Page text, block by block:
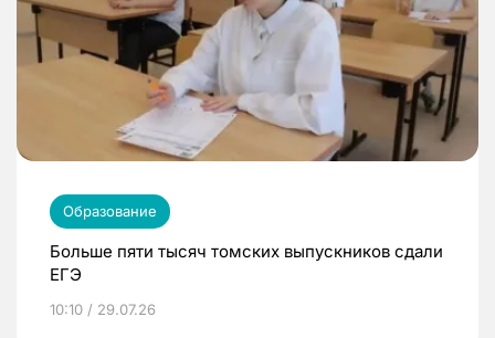
Образование
Больше пяти тысяч томских выпускников сдали
ЕГЭ
10:10 / 29.07.26